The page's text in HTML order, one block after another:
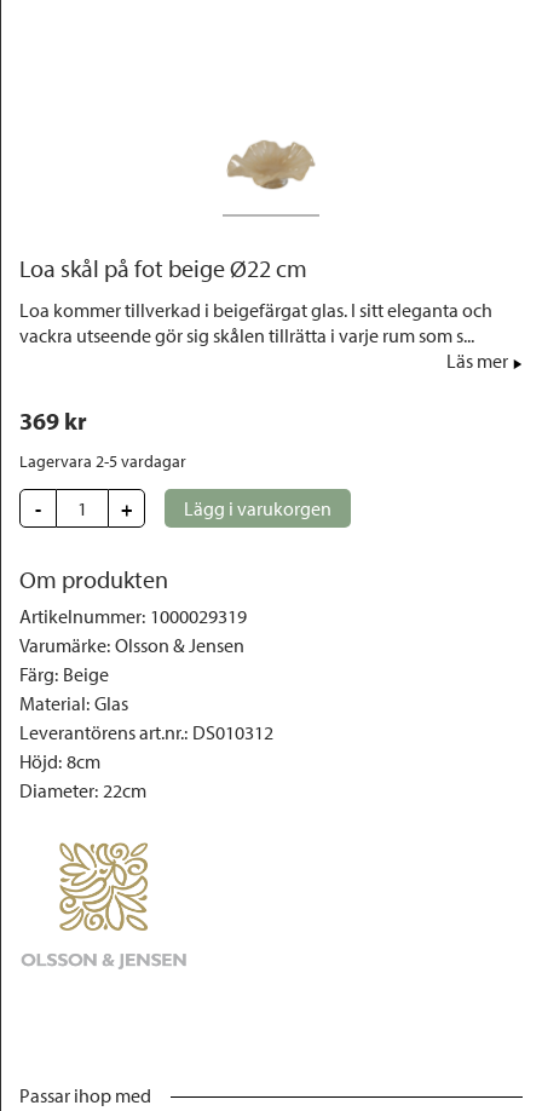
Loa skål på fot beige Ø22 cm
Loa kommer tillverkad i beigefärgat glas. I sitt eleganta och
vackra utseende gör sig skålen tillrätta i varje rum som s...
Läs mer
369 kr
Lagervara 2-5 vardagar
- + Lägg i varukorgen
Om produkten
Artikelnummer: 1000029319
Varumärke: Olsson & Jensen
Färg: Beige
Material: Glas
Leverantörens art.nr.: DS010312
Höjd: 8cm
Diameter: 22cm
Passar ihop med